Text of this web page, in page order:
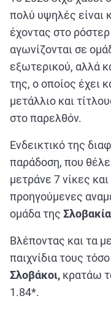
πολύ υψηλές είναι
έχοντας στο
αγωνίζονται σε
εξωτερικού, αλλά
της, ο οποίος έχει
μετάλλιο και
στο παρελθόν.
Ενδεικτικό της
παράδοση, που
μετράνε 7 νίκες
προηγούμενες
ομάδα της
Βλέποντας και τα
παιχνίδια τους τόσο
Σλοβάκοι, κρατάω
1.84*.